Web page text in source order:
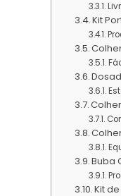
Kit
Buba
Kit